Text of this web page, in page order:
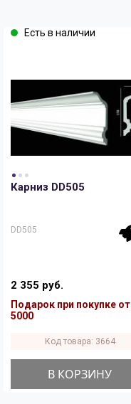
Есть в наличии
Карниз DD505
DD505
2 355 руб.
Подарок при покупке от
5000
Код товара: 3664
В КОРЗИНУ